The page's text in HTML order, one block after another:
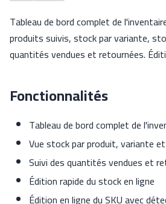
Tableau de bord complet de
produits suivis, stock par variante,
quantités vendues et retournées.
Fonctionnalités
Tableau de bord complet de
Vue stock par produit, variante
Suivi des quantités vendues et
Édition rapide du stock en ligne
Édition en ligne du SKU avec